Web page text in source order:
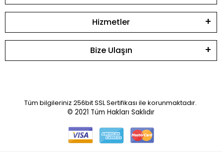
Hizmetler
Bize Ulaşın
Tüm bilgileriniz 256bit SSL Sertifikası ile korunmaktadır.
© 2021 Tüm Hakları Saklıdır